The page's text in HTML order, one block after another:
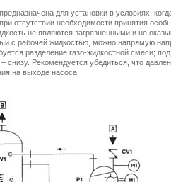
для установки в условиях,
отсутствии необходимости принятия
не являются загрязненными и не
с рабочей жидкостью, можно напрямую
разделение газо-жидкостной смеси;
снизу. Рекомендуется убедиться, что
на выходе насоса.